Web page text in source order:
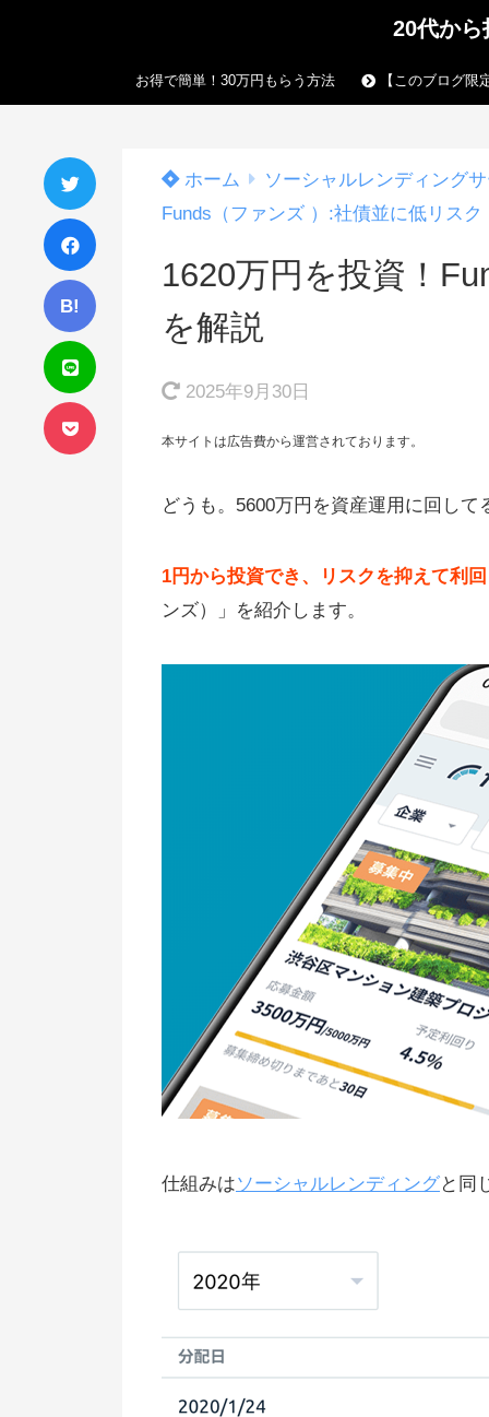
20代から
お得で簡単！30万円もらう方法 【このブログ
B!
ホーム
ソーシャルレンディング
Funds（ファンズ ）:社債並に低リスク
1620万円を投資！
を解説
2025年9月30日
本サイトは広告費から運営されております。
どうも。5600万円を資産運用に回して
1円から投資でき、リスクを抑えて利
ンズ）」を紹介します。
仕組みはソーシャルレンディングと同